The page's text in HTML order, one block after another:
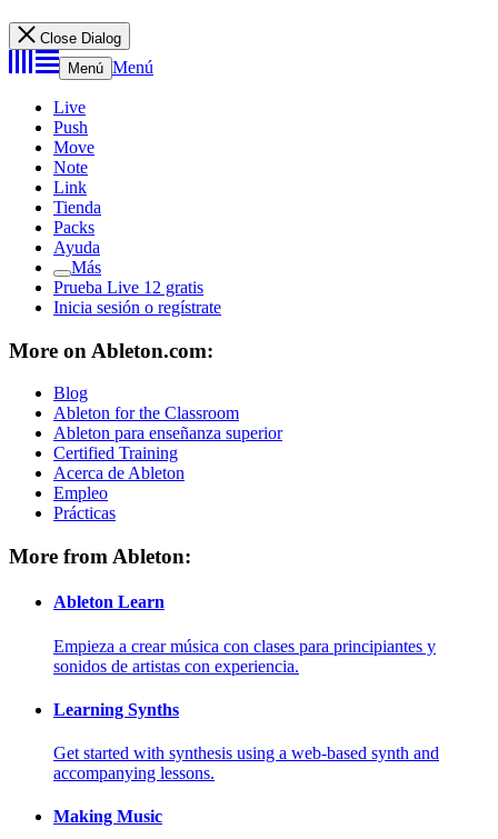
Close Dialog
Menú Menú
Live
Push
Move
Note
Link
Tienda
Packs
Ayuda
Más
Prueba Live 12 gratis
Inicia sesión o regístrate
More on Ableton.com:
Blog
Ableton for the Classroom
Ableton para enseñanza superior
Certified Training
Acerca de Ableton
Empleo
Prácticas
More from Ableton:
Ableton Learn
Empieza a crear música con clases para principiantes y
sonidos de artistas con experiencia.
Learning Synths
Get started with synthesis using a web-based synth and
accompanying lessons.
Making Music